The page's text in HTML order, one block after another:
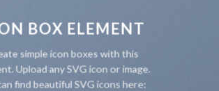
BOX ELEMENT
simple icon boxes with this
Upload any SVG icon or image.
find beautiful SVG icons here: